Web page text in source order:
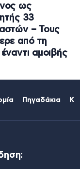
ως
33
– Τους
από τη
αμοιβής
Πηγαδάκια